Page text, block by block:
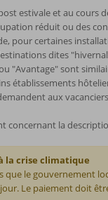
estivale et au cours
réduit ou des
pour certaines
dites
"Avantage" sont
établissements
aux
concernant la
la crise climatique
que le gouvernement
Le paiement doit